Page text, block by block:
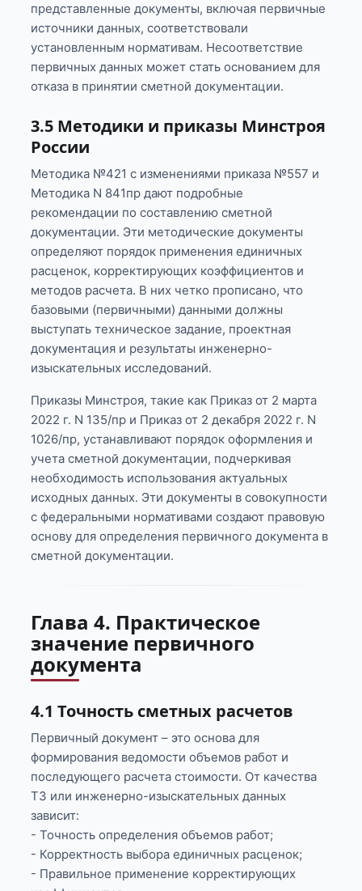
представленные документы, включая первичные
источники данных, соответствовали
установленным нормативам. Несоответствие
первичных данных может стать основанием для
отказа в принятии сметной документации.
3.5 Методики и приказы Минстроя
России
Методика №421 с изменениями приказа №557 и
Методика N 841пр дают подробные
рекомендации по составлению сметной
документации. Эти методические документы
определяют порядок применения единичных
расценок, корректирующих коэффициентов и
методов расчета. В них четко прописано, что
базовыми (первичными) данными должны
выступать техническое задание, проектная
документация и результаты инженерно-
изыскательных исследований.
Приказы Минстроя, такие как Приказ от 2 марта
2022 г. N 135/пр и Приказ от 2 декабря 2022 г. N
1026/пр, устанавливают порядок оформления и
учета сметной документации, подчеркивая
необходимость использования актуальных
исходных данных. Эти документы в совокупности
с федеральными нормативами создают правовую
основу для определения первичного документа в
сметной документации.
Глава 4. Практическое
значение первичного
документа
4.1 Точность сметных расчетов
Первичный документ – это основа для
формирования ведомости объемов работ и
последующего расчета стоимости. От качества
ТЗ или инженерно-изыскательных данных
зависит:
- Точность определения объемов работ;
- Корректность выбора единичных расценок;
- Правильное применение корректирующих